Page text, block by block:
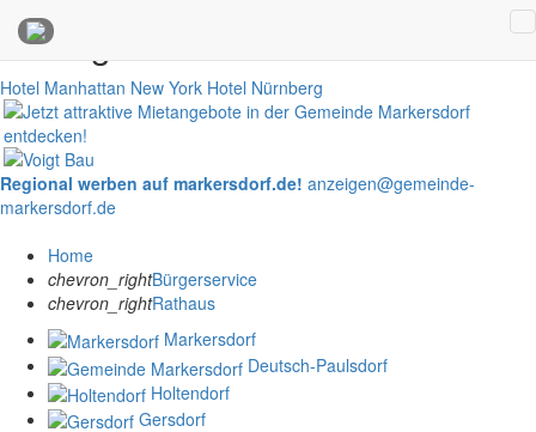
Anzeigen
Hotel Manhattan New York Hotel Nürnberg
Regional werben auf markersdorf.de! anzeigen@gemeinde-
markersdorf.de
Home
chevron_rightBürgerservice
chevron_rightRathaus
Markersdorf
Deutsch-Paulsdorf
Holtendorf
Gersdorf